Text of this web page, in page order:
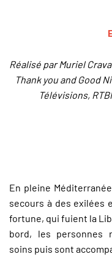
Réalisé par Muriel
Thank you and Good
Télévisions,
En pleine
secours à des exilées
fortune, qui fuient la
bord, les personnes
soins puis sont